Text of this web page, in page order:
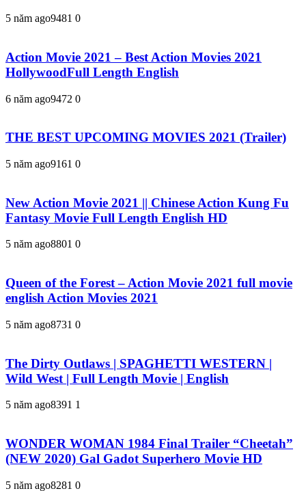
5 năm ago9481 0
Action Movie 2021 – Best Action Movies 2021
HollywoodFull Length English
6 năm ago9472 0
THE BEST UPCOMING MOVIES 2021 (Trailer)
5 năm ago9161 0
New Action Movie 2021 || Chinese Action Kung Fu
Fantasy Movie Full Length English HD
5 năm ago8801 0
Queen of the Forest – Action Movie 2021 full movie
english Action Movies 2021
5 năm ago8731 0
The Dirty Outlaws | SPAGHETTI WESTERN |
Wild West | Full Length Movie | English
5 năm ago8391 1
WONDER WOMAN 1984 Final Trailer “Cheetah”
(NEW 2020) Gal Gadot Superhero Movie HD
5 năm ago8281 0